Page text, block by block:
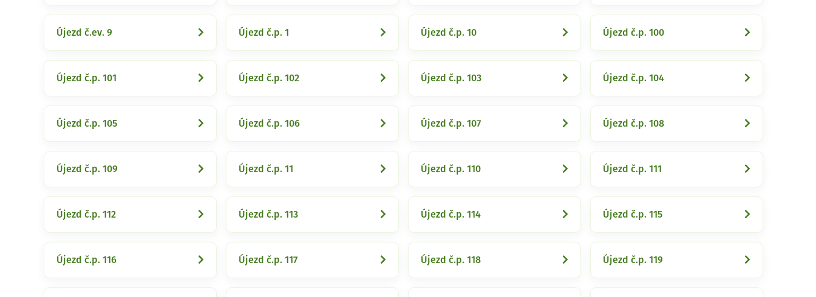
Újezd č.ev. 9 Újezd č.p. 1 Újezd č.p. 10 Újezd č.p. 100
Újezd č.p. 101 Újezd č.p. 102 Újezd č.p. 103 Újezd č.p. 104
Újezd č.p. 105 Újezd č.p. 106 Újezd č.p. 107 Újezd č.p. 108
Újezd č.p. 109 Újezd č.p. 11 Újezd č.p. 110 Újezd č.p. 111
Újezd č.p. 112 Újezd č.p. 113 Újezd č.p. 114 Újezd č.p. 115
Újezd č.p. 116 Újezd č.p. 117 Újezd č.p. 118 Újezd č.p. 119